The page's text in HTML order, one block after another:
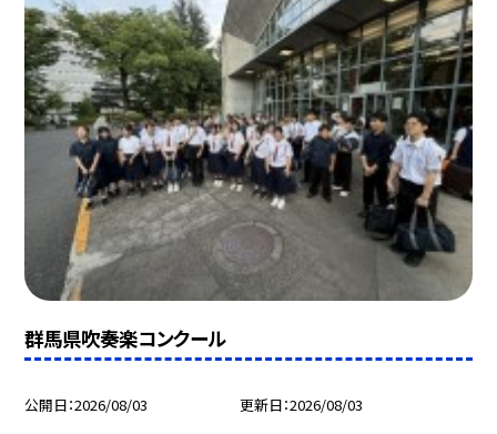
群馬県吹奏楽コンクール
公開日 2026/08/03 更新日 2026/08/03